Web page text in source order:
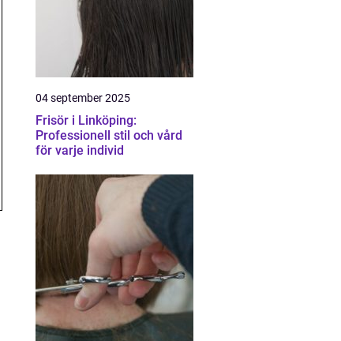
04 september 2025
Frisör i Linköping:
Professionell stil och vård
för varje individ